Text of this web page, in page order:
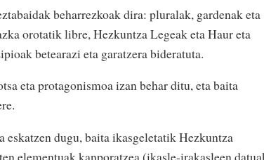
beharrezkoak dira: pluralak, gardenak eta
orotatik libre, Hezkuntza Legeak eta Haur eta
betearazi eta garatzera bideratuta.
eta protagonismoa izan behar ditu, eta baita
eskatzen dugu, baita ikasgeletatik Hezkuntza
elementuak kanporatzea (ikasle-irakasleen